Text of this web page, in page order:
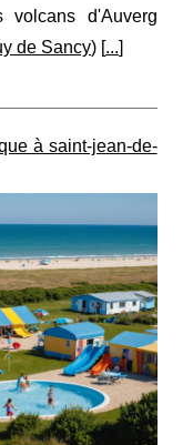
d'Auverg
de Sancy) [ ...
à saint-jean-de-